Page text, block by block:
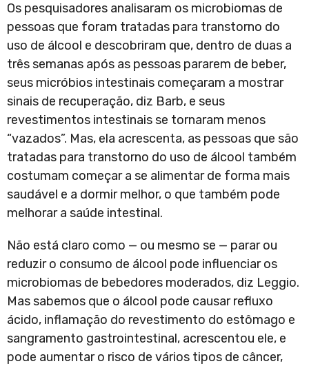
Os pesquisadores analisaram os microbiomas de
pessoas que foram tratadas para transtorno do
uso de álcool e descobriram que, dentro de duas a
três semanas após as pessoas pararem de beber,
seus micróbios intestinais começaram a mostrar
sinais de recuperação, diz Barb, e seus
revestimentos intestinais se tornaram menos
“vazados”. Mas, ela acrescenta, as pessoas que são
tratadas para transtorno do uso de álcool também
costumam começar a se alimentar de forma mais
saudável e a dormir melhor, o que também pode
melhorar a saúde intestinal.
Não está claro como — ou mesmo se — parar ou
reduzir o consumo de álcool pode influenciar os
microbiomas de bebedores moderados, diz Leggio.
Mas sabemos que o álcool pode causar refluxo
ácido, inflamação do revestimento do estômago e
sangramento gastrointestinal, acrescentou ele, e
pode aumentar o risco de vários tipos de câncer,